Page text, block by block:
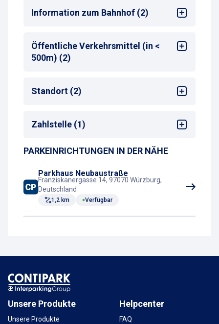
Information zum Bahnhof (2)
Bahnhof
: Würzburg Hbf
Entfernung zum nächsten Bahnhofseingang
<50 m
Öffentliche Verkehrsmittel (in <
500m) (2)
Bus-Haltestelle
Zug-Haltestelle
Standort (2)
Stadtzentrum
Zahlstelle (1)
Parkscheinautomat
PARKEINRICHTUNGEN IN DER NÄHE
Parkhaus Neubaustraße
Franziskanergasse 14, 97070 Würzburg,
Deutschland
1,2 km Verfügbar
Unsere Produkte
Unsere Produkte
Helpcenter
FAQ